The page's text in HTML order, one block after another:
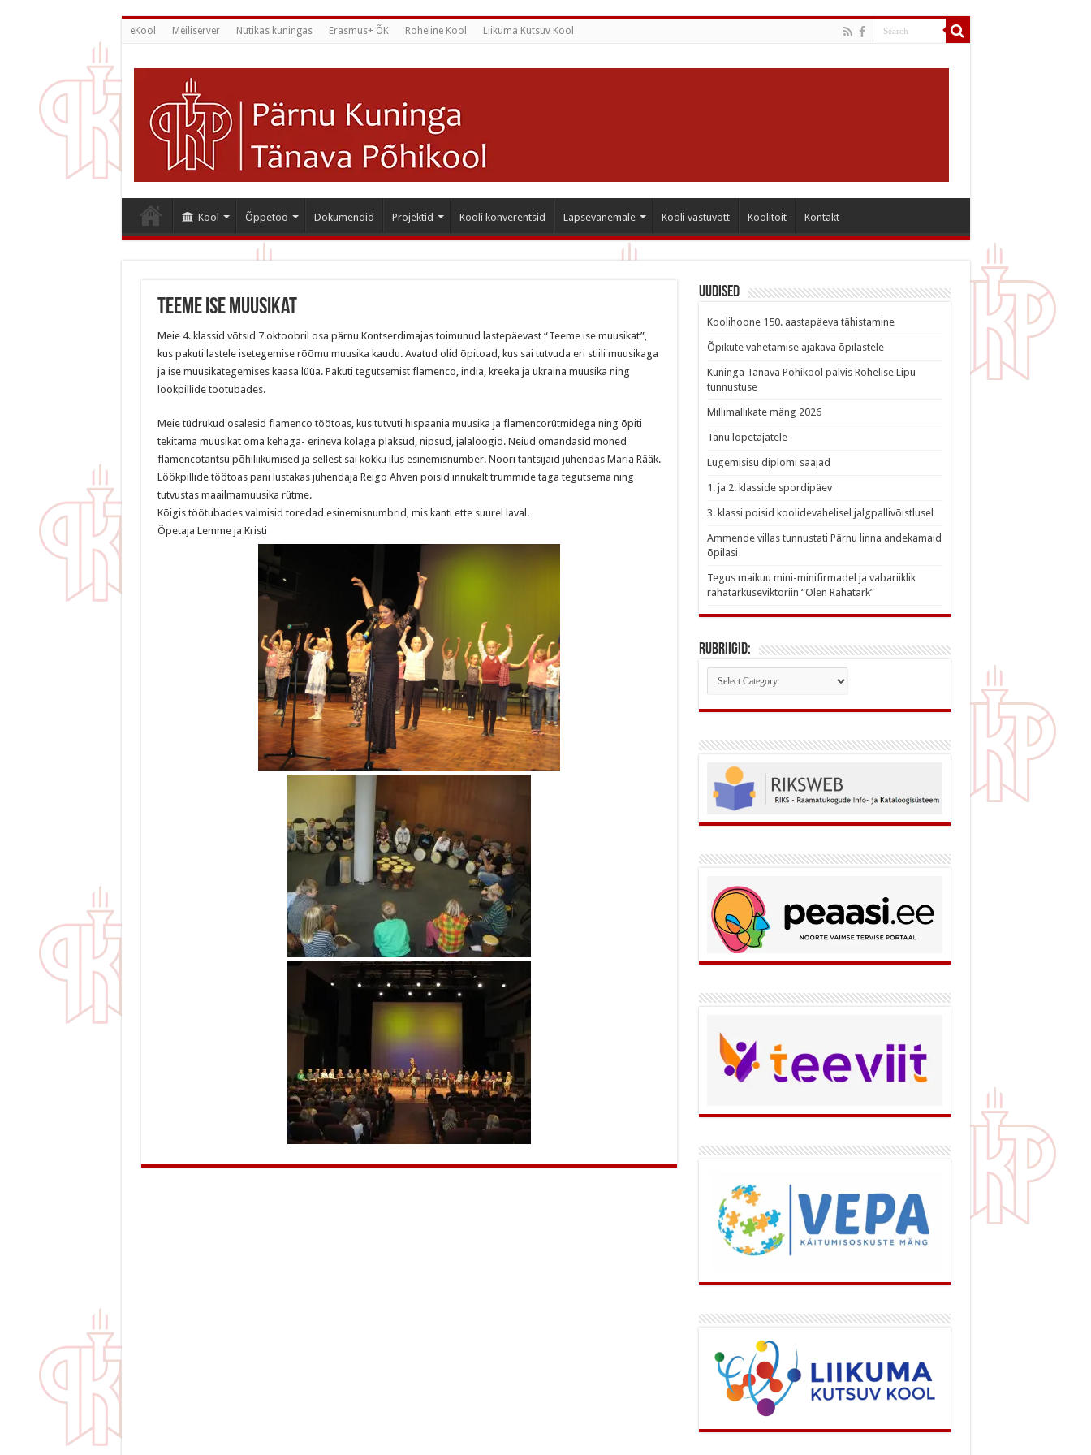
eKool Meiliserver Nutikas kuningas Erasmus+ ÕK Roheline Kool Liikuma Kutsuv Kool
Kool Õppetöö Dokumendid Projektid Kooli konverentsid Lapsevanemale Kooli vastuvõtt Koolitoit Kontakt
Teeme ise muusikat
Meie 4. klassid võtsid 7.oktoobril osa pärnu Kontserdimajas toimunud lastepäevast “Teeme ise muusikat”,
kus pakuti lastele isetegemise rõõmu muusika kaudu. Avatud olid õpitoad, kus sai tutvuda eri stiili muusikaga
ja ise muusikategemises kaasa lüüa. Pakuti tegutsemist flamenco, india, kreeka ja ukraina muusika ning
löökpillide töötubades.
Meie tüdrukud osalesid flamenco töötoas, kus tutvuti hispaania muusika ja flamencorütmidega ning õpiti
tekitama muusikat oma kehaga- erineva kõlaga plaksud, nipsud, jalalöögid. Neiud omandasid mõned
flamencotantsu põhiliikumised ja sellest sai kokku ilus esinemisnumber. Noori tantsijaid juhendas Maria Rääk.
Löökpillide töötoas pani lustakas juhendaja Reigo Ahven poisid innukalt trummide taga tegutsema ning
tutvustas maailmamuusika rütme.
Kõigis töötubades valmisid toredad esinemisnumbrid, mis kanti ette suurel laval.
Õpetaja Lemme ja Kristi
Uudised
Koolihoone 150. aastapäeva tähistamine
Õpikute vahetamise ajakava õpilastele
Kuninga Tänava Põhikool pälvis Rohelise Lipu
tunnustuse
Millimallikate mäng 2026
Tänu lõpetajatele
Lugemisisu diplomi saajad
1. ja 2. klasside spordipäev
3. klassi poisid koolidevahelisel jalgpallivõistlusel
Ammende villas tunnustati Pärnu linna andekamaid
õpilasi
Tegus maikuu mini-minifirmadel ja vabariiklik
rahatarkuseviktoriin “Olen Rahatark”
Rubriigid:
Rubriigid: